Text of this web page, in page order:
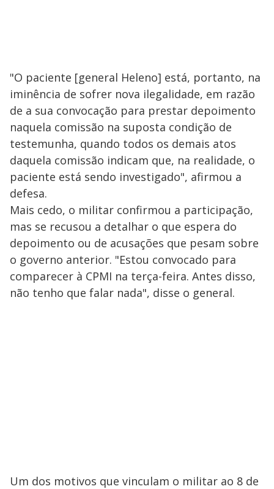
"O paciente [general Heleno] está, portanto, na
iminência de sofrer nova ilegalidade, em razão
de a sua convocação para prestar depoimento
naquela comissão na suposta condição de
testemunha, quando todos os demais atos
daquela comissão indicam que, na realidade, o
paciente está sendo investigado", afirmou a
defesa.
Mais cedo, o militar confirmou a participação,
mas se recusou a detalhar o que espera do
depoimento ou de acusações que pesam sobre
o governo anterior. "Estou convocado para
comparecer à CPMI na terça-feira. Antes disso,
não tenho que falar nada", disse o general.
Um dos motivos que vinculam o militar ao 8 de